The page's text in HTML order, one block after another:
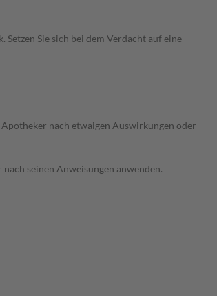
Sie sich bei dem Verdacht auf eine
nach etwaigen Auswirkungen oder
seinen Anweisungen anwenden.